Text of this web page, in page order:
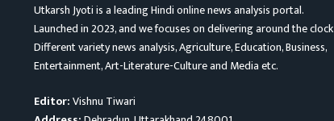
Utkarsh Jyoti is a leading Hindi online news analysis portal.
Launched in 2023, and we focuses on delivering around the clock
Different variety news analysis, Agriculture, Education, Business,
Entertainment, Art-Literature-Culture and Media etc.
Editor:Vishnu Tiwari